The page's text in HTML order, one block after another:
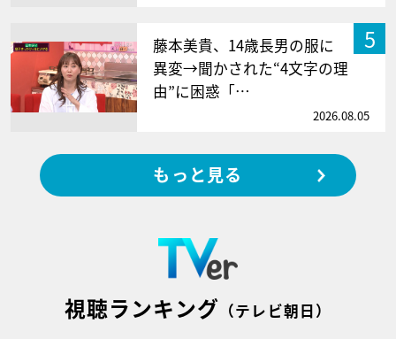
5
藤本美貴、14歳長男の服に
異変→聞かされた“4文字の理
由”に困惑「…
2026.08.05
もっと見る
視聴ランキング （テレビ朝日）